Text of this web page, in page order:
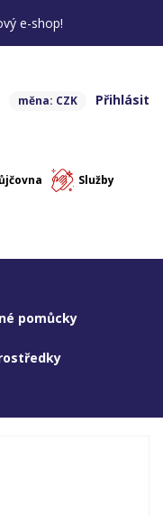
e-shop!
Přihlásit
měna: CZK
Služby
pomůcky